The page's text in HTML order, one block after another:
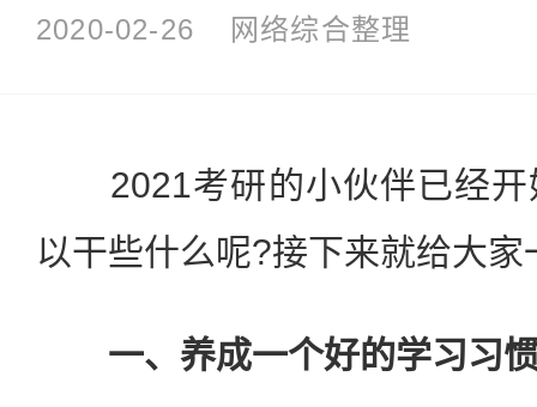
2020-02-26 网络综合整理
2021考研的小伙伴已经开
以干些什么呢?接下来就给大
一、养成一个好的学习习